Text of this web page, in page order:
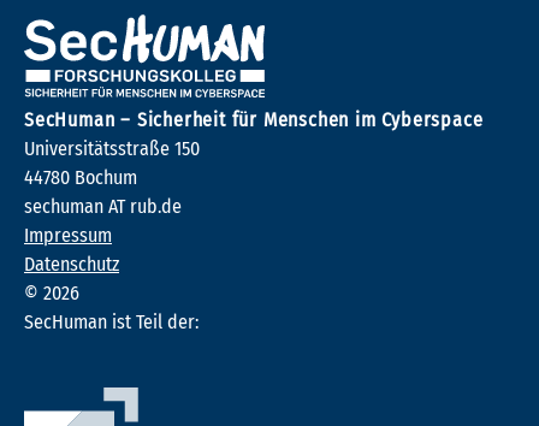
SecHuman – Sicherheit für Menschen im Cyberspace
Universitätsstraße 150
44780 Bochum
sechuman AT rub.de
Impressum
Datenschutz
© 2026
SecHuman ist Teil der: